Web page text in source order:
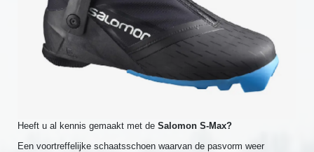
Heeft u al kennis gemaakt met de Salomon S-Max?
Een voortreffelijke schaatsschoen waarvan de pasvorm weer